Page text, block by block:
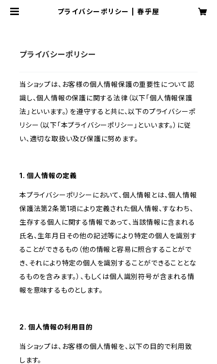
プライバシーポリシー | 春乎屋
プライバシーポリシー
当ショップは、お客様の個人情報保護の重要性について認
識し、個人情報の保護に関する法律（以下「個人情報保護
法」といいます。）を遵守すると共に、以下のプライバシーポ
リシー（以下「本プライバシーポリシー」といいます。）に従
い、適切な取扱い及び保護に努めます。
1. 個人情報の定義
本プライバシーポリシーにおいて、個人情報とは、個人情報
保護法第2条第1項により定義された個人情報、すなわち、
生存する個人に関する情報であって、当該情報に含まれる
氏名、生年月日その他の記述等により特定の個人を識別す
ることができるもの（他の情報と容易に照合することがで
き、それにより特定の個人を識別することができることとな
るものを含みます。）、もしくは個人識別符号が含まれる情
報を意味するものとします。
2. 個人情報の利用目的
当ショップは、お客様の個人情報を、以下の目的で利用致
します。